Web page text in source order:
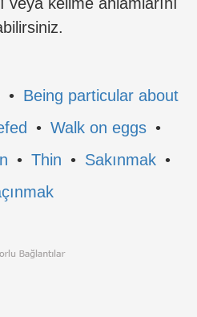
• Being particular about
• Walk on eggs •
• Thin • Sakınmak •